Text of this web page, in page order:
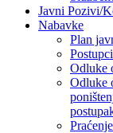
Javni Pozivi/
Nabavke
Plan
Odluke
Odluke